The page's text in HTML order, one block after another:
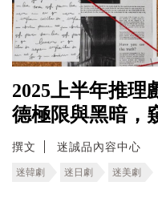
2025上半年推理
德極限與黑暗，
撰文 迷誠品內容中心
迷韓劇 迷日劇 迷美劇